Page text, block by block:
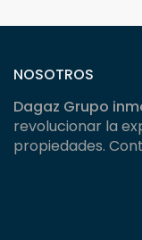
NOSOTROS
Dagaz Grupo
revolucionar la
propiedades.